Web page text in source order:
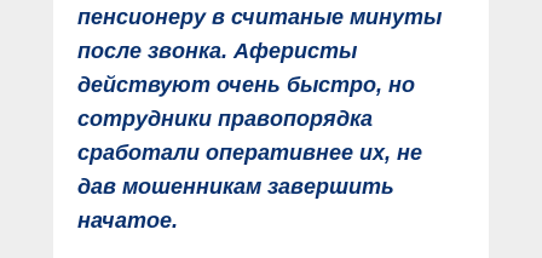
пенсионеру в считаные минуты
после звонка. Аферисты
действуют очень быстро, но
сотрудники правопорядка
сработали оперативнее их, не
дав мошенникам завершить
начатое.